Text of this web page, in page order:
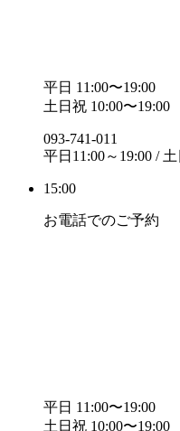
平日 11:00〜19:00
土日祝 10:00〜19:00
093-741-011
平日11:00～19:00 /
15:00
お電話でのご予約
平日 11:00〜19:00
土日祝 10:00〜19:00